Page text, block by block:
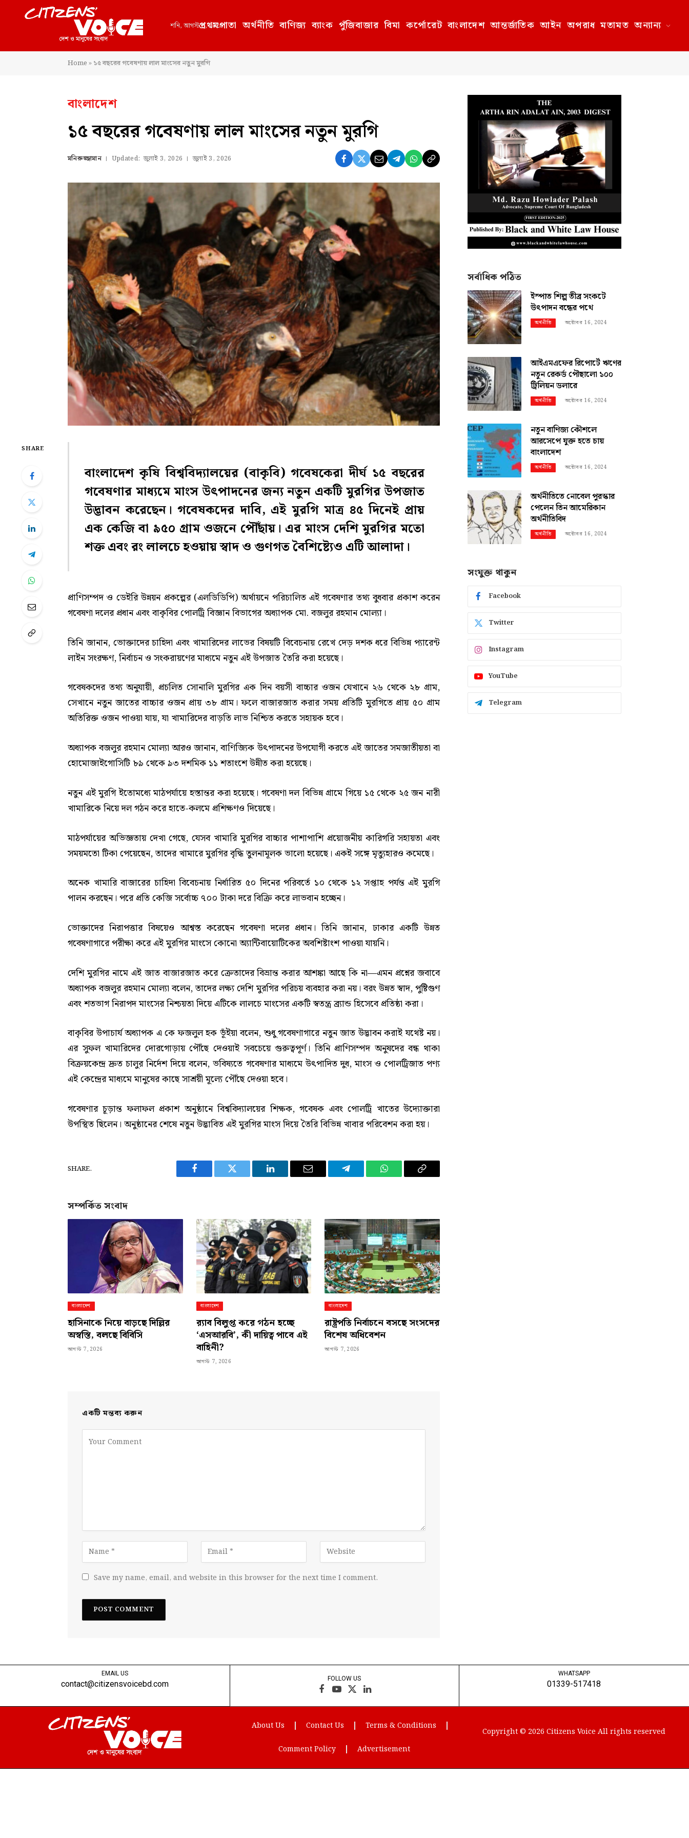
শনি, আগস্ট 8, 2026
প্রথমপাতা অর্থনীতি বাণিজ্য ব্যাংক পুঁজিবাজার বিমা কর্পোরেট বাংলাদেশ আন্তর্জাতিক আইন অপরাধ মতামত অন্যান্য
Home»১৫ বছরের গবেষণায় লাল মাংসের নতুন মুরগি
বাংলাদেশ
১৫ বছরের গবেষণায় লাল মাংসের নতুন মুরগি
মনিরুজ্জামান Updated: জুলাই 3, 2026 জুলাই 3, 2026
SHARE
বাংলাদেশ কৃষি বিশ্ববিদ্যালয়ের (বাকৃবি) গবেষকেরা দীর্ঘ ১৫ বছরের
গবেষণার মাধ্যমে মাংস উৎপাদনের জন্য নতুন একটি মুরগির উপজাত
উদ্ভাবন করেছেন। গবেষকদের দাবি, এই মুরগি মাত্র ৪৫ দিনেই প্রায়
এক কেজি বা ৯৫০ গ্রাম ওজনে পৌঁছায়। এর মাংস দেশি মুরগির মতো
শক্ত এবং রং লালচে হওয়ায় স্বাদ ও গুণগত বৈশিষ্ট্যেও এটি আলাদা।
প্রাণিসম্পদ ও ডেইরি উন্নয়ন প্রকল্পের (এলডিডিপি) অর্থায়নে পরিচালিত এই গবেষণার তথ্য বুধবার প্রকাশ করেন
গবেষণা দলের প্রধান এবং বাকৃবির পোলট্রি বিজ্ঞান বিভাগের অধ্যাপক মো. বজলুর রহমান মোল্যা।
তিনি জানান, ভোক্তাদের চাহিদা এবং খামারিদের লাভের বিষয়টি বিবেচনায় রেখে দেড় দশক ধরে বিভিন্ন প্যারেন্ট
লাইন সংরক্ষণ, নির্বাচন ও সংকরায়ণের মাধ্যমে নতুন এই উপজাত তৈরি করা হয়েছে।
গবেষকদের তথ্য অনুযায়ী, প্রচলিত সোনালি মুরগির এক দিন বয়সী বাচ্চার ওজন যেখানে ২৬ থেকে ২৮ গ্রাম,
সেখানে নতুন জাতের বাচ্চার ওজন প্রায় ৩৮ গ্রাম। ফলে বাজারজাত করার সময় প্রতিটি মুরগিতে প্রায় ৫০ গ্রাম
অতিরিক্ত ওজন পাওয়া যায়, যা খামারিদের বাড়তি লাভ নিশ্চিত করতে সহায়ক হবে।
অধ্যাপক বজলুর রহমান মোল্যা আরও জানান, বাণিজ্যিক উৎপাদনের উপযোগী করতে এই জাতের সমজাতীয়তা বা
হোমোজাইগোসিটি ৮৯ থেকে ৯৩ দশমিক ১১ শতাংশে উন্নীত করা হয়েছে।
নতুন এই মুরগি ইতোমধ্যে মাঠপর্যায়ে হস্তান্তর করা হয়েছে। গবেষণা দল বিভিন্ন গ্রামে গিয়ে ১৫ থেকে ২৫ জন নারী
খামারিকে নিয়ে দল গঠন করে হাতে-কলমে প্রশিক্ষণও দিয়েছে।
মাঠপর্যায়ের অভিজ্ঞতায় দেখা গেছে, যেসব খামারি মুরগির বাচ্চার পাশাপাশি প্রয়োজনীয় কারিগরি সহায়তা এবং
সময়মতো টিকা পেয়েছেন, তাদের খামারে মুরগির বৃদ্ধি তুলনামূলক ভালো হয়েছে। একই সঙ্গে মৃত্যুহারও কমেছে।
অনেক খামারি বাজারের চাহিদা বিবেচনায় নির্ধারিত ৫০ দিনের পরিবর্তে ১০ থেকে ১২ সপ্তাহ পর্যন্ত এই মুরগি
পালন করছেন। পরে প্রতি কেজি সর্বোচ্চ ৭০০ টাকা দরে বিক্রি করে লাভবান হচ্ছেন।
ভোক্তাদের নিরাপত্তার বিষয়েও আশ্বস্ত করেছেন গবেষণা দলের প্রধান। তিনি জানান, ঢাকার একটি উন্নত
গবেষণাগারে পরীক্ষা করে এই মুরগির মাংসে কোনো অ্যান্টিবায়োটিকের অবশিষ্টাংশ পাওয়া যায়নি।
দেশি মুরগির নামে এই জাত বাজারজাত করে ক্রেতাদের বিভ্রান্ত করার আশঙ্কা আছে কি না—এমন প্রশ্নের জবাবে
অধ্যাপক বজলুর রহমান মোল্যা বলেন, তাদের লক্ষ্য দেশি মুরগির পরিচয় ব্যবহার করা নয়। বরং উন্নত স্বাদ, পুষ্টিগুণ
এবং শতভাগ নিরাপদ মাংসের নিশ্চয়তা দিয়ে এটিকে লালচে মাংসের একটি স্বতন্ত্র ব্র্যান্ড হিসেবে প্রতিষ্ঠা করা।
বাকৃবির উপাচার্য অধ্যাপক এ কে ফজলুল হক ভূঁইয়া বলেন, শুধু গবেষণাগারে নতুন জাত উদ্ভাবন করাই যথেষ্ট নয়।
এর সুফল খামারিদের দোরগোড়ায় পৌঁছে দেওয়াই সবচেয়ে গুরুত্বপূর্ণ। তিনি প্রাণিসম্পদ অনুষদের বন্ধ থাকা
বিক্রয়কেন্দ্র দ্রুত চালুর নির্দেশ দিয়ে বলেন, ভবিষ্যতে গবেষণার মাধ্যমে উৎপাদিত দুধ, মাংস ও পোলট্রিজাত পণ্য
এই কেন্দ্রের মাধ্যমে মানুষের কাছে সাশ্রয়ী মূল্যে পৌঁছে দেওয়া হবে।
গবেষণার চূড়ান্ত ফলাফল প্রকাশ অনুষ্ঠানে বিশ্ববিদ্যালয়ের শিক্ষক, গবেষক এবং পোলট্রি খাতের উদ্যোক্তারা
উপস্থিত ছিলেন। অনুষ্ঠানের শেষে নতুন উদ্ভাবিত এই মুরগির মাংস দিয়ে তৈরি বিভিন্ন খাবার পরিবেশন করা হয়।
SHARE.
Facebook Twitter LinkedIn Email Telegram WhatsAppCopy
সম্পর্কিত সংবাদ
বাংলাদেশ
হাসিনাকে নিয়ে বাড়ছে দিল্লির
অস্বস্তি, বলছে বিবিসি
আগস্ট 7, 2026
বাংলাদেশ
র‍্যাব বিলুপ্ত করে গঠন হচ্ছে
‘এসআরবি’, কী দায়িত্ব পাবে এই
বাহিনী?
আগস্ট 7, 2026
বাংলাদেশ
রাষ্ট্রপতি নির্বাচনে বসছে সংসদের
বিশেষ অধিবেশন
আগস্ট 7, 2026
একটি মন্তব্য করুন
Save my name, email, and website in this browser for the next time I comment.
সর্বাধিক পঠিত
ইস্পাত শিল্প তীব্র সংকটে
উৎপাদন বন্ধের পথে
অর্থনীতি অক্টোবর 16, 2024
আইএমএফের রিপোর্টে ঋণের
নতুন রেকর্ড পৌছালো ১০০
ট্রিলিয়ন ডলারে
অর্থনীতি অক্টোবর 16, 2024
নতুন বাণিজ্য কৌশলে
আরসেপে যুক্ত হতে চায়
বাংলাদেশ
অর্থনীতি অক্টোবর 16, 2024
অর্থনীতিতে নোবেল পুরস্কার
পেলেন তিন আমেরিকান
অর্থনীতিবিদ
অর্থনীতি অক্টোবর 16, 2024
সংযুক্ত থাকুন
Facebook
Twitter
Instagram
YouTube
Telegram
EMAIL US
contact@citizensvoicebd.com
FOLLOW US
Facebook
YouTube
X
(Twitter)
LinkedIn
About Us Contact Us Terms & Conditions
Comment Policy Advertisement
WHATSAPP
01339-517418
Copyright © 2026 Citizens Voice All rights reserved